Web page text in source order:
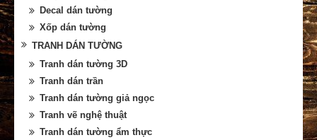
Decal dán tường
Xốp dán tường
TRANH DÁN TƯỜNG
Tranh dán tường 3D
Tranh dán trần
Tranh dán tường giả ngọc
Tranh vẽ nghệ thuật
Tranh dán tường ẩm thực